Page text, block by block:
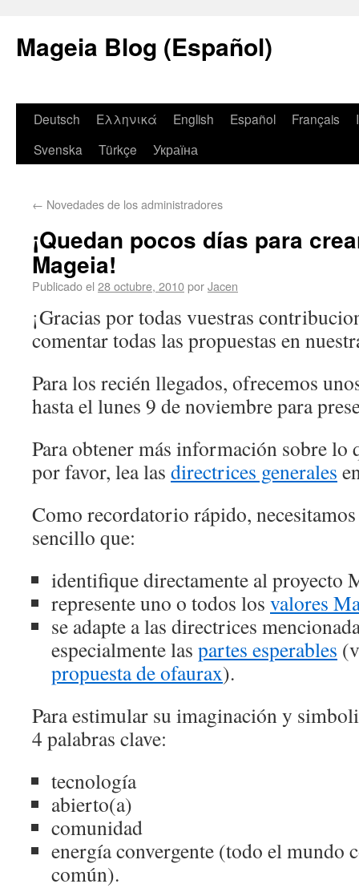
Mageia Blog (Español)
Deutsch Ελληνικά English Español Français
Svenska
Türkçe Україна
← Novedades de los administradores
¡Quedan pocos días para
Mageia!
Publicado el 28 octubre, 2010porJacen
¡Gracias por todas vuestras
comentar todas las propuestas en
Para los recién llegados, ofrecemos
hasta el lunes 9 de noviembre para
Para obtener más información sobre lo
por favor, lea las directrices generales
Como recordatorio rápido,
sencillo que:
identifique directamente al proyecto
represente uno o todos los valores
se adapte a las directrices
especialmente las partes esperables
propuesta de ofaurax).
Para estimular su imaginación y
4 palabras clave:
tecnología
abierto(a)
comunidad
energía convergente (todo el mundo
común).